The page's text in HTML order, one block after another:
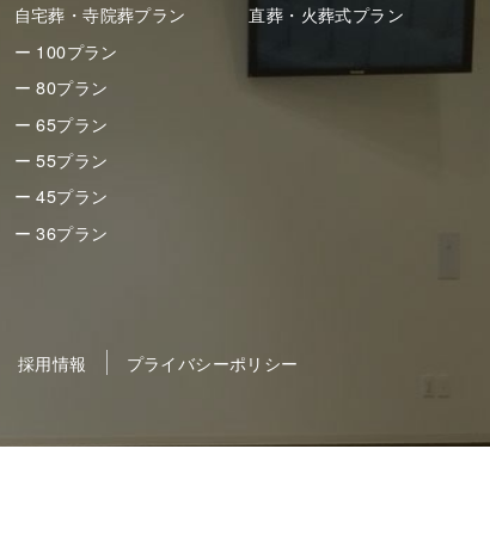
自宅葬・寺院葬プラン
ー 100プラン
ー 80プラン
ー 65プラン
ー 55プラン
ー 45プラン
ー 36プラン
直葬・火葬式プラン
採用情報 プライバシーポリシー